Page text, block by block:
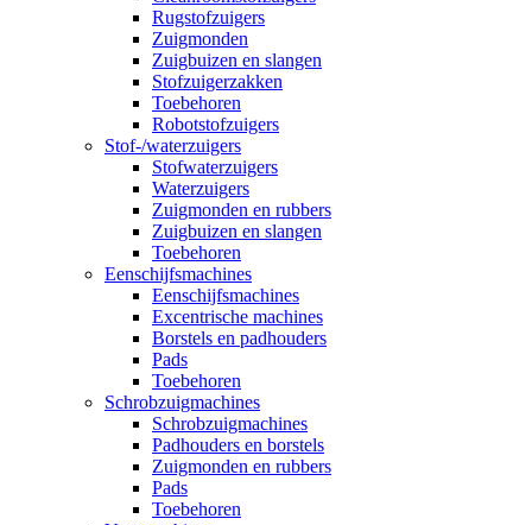
Rugstofzuigers
Zuigmonden
Zuigbuizen en slangen
Stofzuigerzakken
Toebehoren
Robotstofzuigers
Stof-/waterzuigers
Stofwaterzuigers
Waterzuigers
Zuigmonden en rubbers
Zuigbuizen en slangen
Toebehoren
Eenschijfsmachines
Eenschijfsmachines
Excentrische machines
Borstels en padhouders
Pads
Toebehoren
Schrobzuigmachines
Schrobzuigmachines
Padhouders en borstels
Zuigmonden en rubbers
Pads
Toebehoren